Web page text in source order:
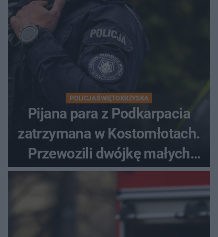
POLICJA ŚWIĘTOKRZYSKA
Pijana para z Podkarpacia
zatrzymana w Kostomłotach.
Przewozili dwójkę małych
dzieci